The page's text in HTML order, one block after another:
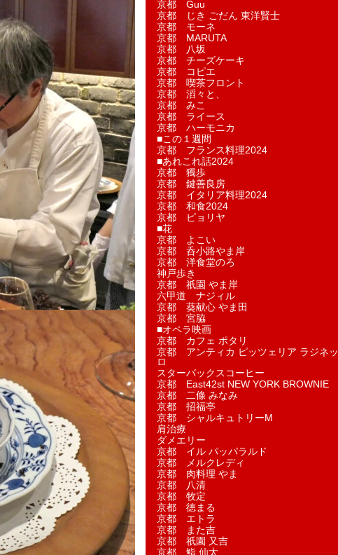
京都 Guu
京都 じき ごだん 東洋賢士
京都 モーネ
京都 MARUTA
京都 八坂
京都 チーズケーキ
京都 コピエ
京都 喫茶フロント
京都 滔々と、
京都 みこ
京都 ライース
京都 ハーモニカ
■この１週間
京都 フランス料理2024
■あれこれ話2024
京都 獨歩
京都 鍵善良房
京都 イタリア料理2024
京都 和食2024
京都 ピョリヤ
■花
京都 よこい
京都 呑小路やま岸
京都 洋食堂のろ
神戸歩き
京都 祇園 やま岸
六甲道 ナジィル
京都 葵献心 やま田
京都 宮脇
■オペラ映画
京都 カフェ ポタリ
京都 アンティカ ピッツェリア ラジネッ
ロ
スターバックスコーヒー
京都 East42st NEW YORK BROWNIE
京都 二條 みなみ
京都 招福亭
京都 シャルキュトリーM
肩治療
ダメエリー
京都 イル パッパラルド
京都 メルクレディ
京都 肉料理 やま
京都 八清
京都 牧定
京都 徳まる
京都 エトラ
京都 また吉
京都 祇園 又吉
京都 鮨 仙太